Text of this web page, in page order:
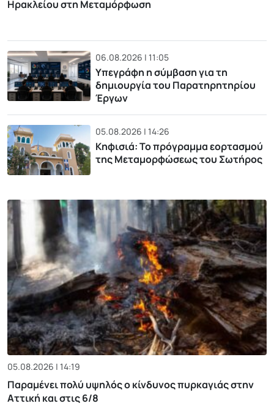
Ηρακλείου στη Μεταμόρφωση
06.08.2026 | 11:05
Υπεγράφη η σύμβαση για τη
δημιουργία του Παρατηρητηρίου
Έργων
05.08.2026 | 14:26
Κηφισιά: Το πρόγραμμα εορτασμού
της Μεταμορφώσεως του Σωτήρος
05.08.2026 | 14:19
Παραμένει πολύ υψηλός ο κίνδυνος πυρκαγιάς στην
Αττική και στις 6/8